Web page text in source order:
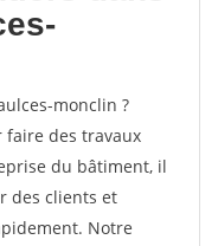
monclin ?
faire des travaux
du bâtiment, il
des clients et
Notre